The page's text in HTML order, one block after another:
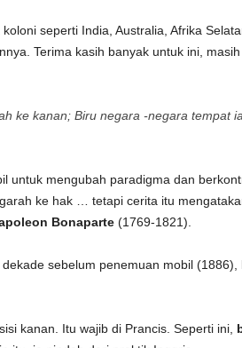
seperti India, Australia, Afrika
Terima kasih banyak untuk ini,
ke kanan; Biru negara -negara tempat
untuk mengubah paradigma dan
ke hak … tetapi cerita itu
Bonaparte(1769-1821).
sebelum penemuan mobil (1886),
kanan. Itu wajib di Prancis. Seperti ini,